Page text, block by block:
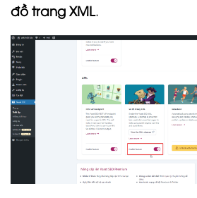
đồ trang XML .